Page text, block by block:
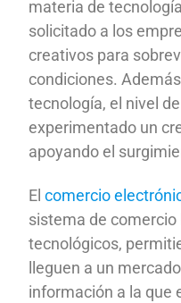
materia de
solicitado a los
creativos para
condiciones.
tecnología, el nivel
experimentado un
apoyando el
Elcomercio
sistema de
tecnológicos,
lleguen a un
información a la que